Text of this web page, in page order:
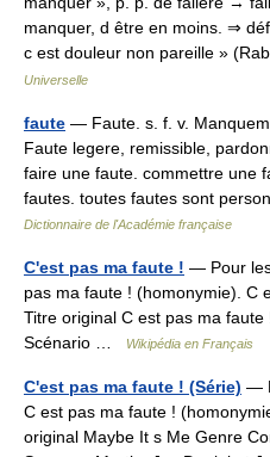
manquer, d être en moins. ⇒
c est douleur non pareille »
Universelle
faute — Faute. s. f. v.
Faute legere, remissible,
faire une faute. commettre une
fautes. toutes fautes sont
Dictionnaire de l'Académie française
C'est pas ma faute ! — Pour
pas ma faute ! (homonymie). C
Titre original C est pas ma
Scénario …
Wikipédia en Français
C'est pas ma faute ! (Série) —
C est pas ma faute !
original Maybe It s Me Genre